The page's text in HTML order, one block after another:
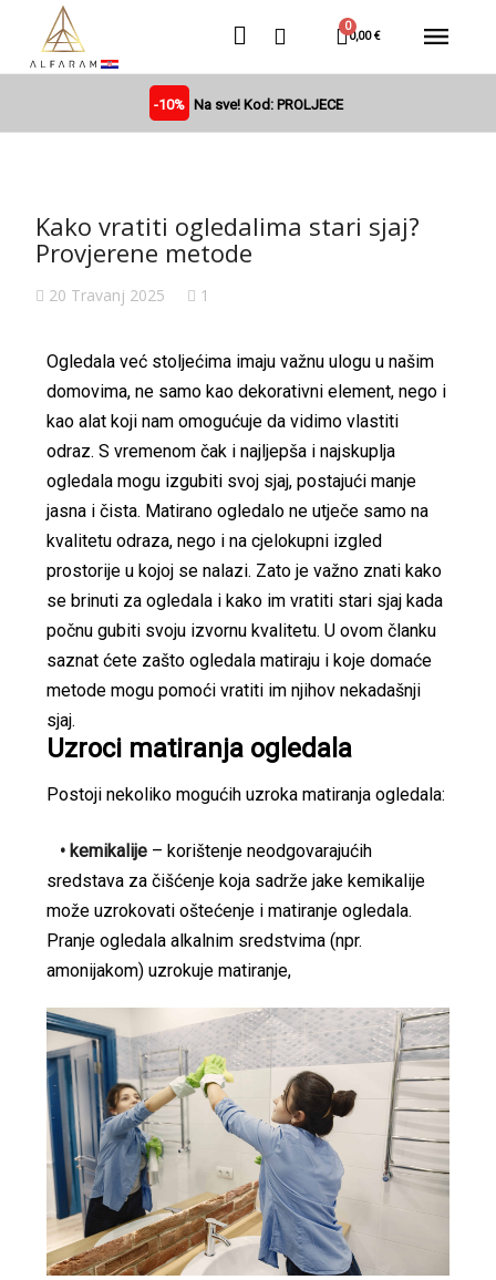
0,00 €
-10% Na sve! Kod: PROLJECE
Kako vratiti ogledalima stari sjaj?
Provjerene metode
20 Travanj 2025 1
Ogledala već stoljećima imaju važnu ulogu u našim
domovima, ne samo kao dekorativni element, nego i
kao alat koji nam omogućuje da vidimo vlastiti
odraz. S vremenom čak i najljepša i najskuplja
ogledala mogu izgubiti svoj sjaj, postajući manje
jasna i čista. Matirano ogledalo ne utječe samo na
kvalitetu odraza, nego i na cjelokupni izgled
prostorije u kojoj se nalazi. Zato je važno znati kako
se brinuti za ogledala i kako im vratiti stari sjaj kada
počnu gubiti svoju izvornu kvalitetu. U ovom članku
saznat ćete zašto ogledala matiraju i koje domaće
metode mogu pomoći vratiti im njihov nekadašnji
sjaj.
Uzroci matiranja ogledala
Postoji nekoliko mogućih uzroka matiranja ogledala:
• kemikalije – korištenje neodgovarajućih
sredstava za čišćenje koja sadrže jake kemikalije
može uzrokovati oštećenje i matiranje ogledala.
Pranje ogledala alkalnim sredstvima (npr.
amonijakom) uzrokuje matiranje,